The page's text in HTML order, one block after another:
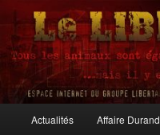
Aller
contenu
principal
Aller
contenu
secondaire
Le Libertaire
principal
Actualités Affaire Durand